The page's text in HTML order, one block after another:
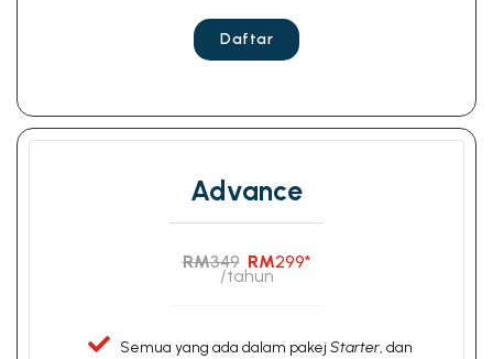
Daftar
Advance
RM349 RM299*
/tahun
Semua yang ada dalam pakejStarter, dan